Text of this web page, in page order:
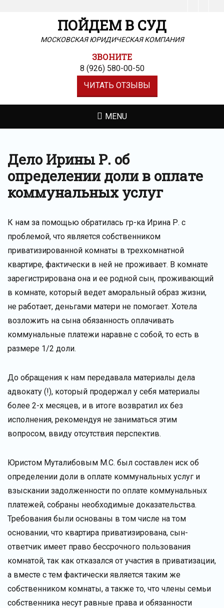
ПОЙДЕМ В СУД
МОСКОВСКАЯ ЮРИДИЧЕСКАЯ КОМПАНИЯ
ЗВОНИТЕ
8 (926) 580-00-50
ЧИТАТЬ ОТЗЫВЫ
MENU
Дело Ирины Р. об
определении доли в оплате
коммунальных услуг
К нам за помощью обратилась гр-ка Ирина Р. с
проблемой, что является собственником
приватизированной комнаты в трехкомнатной
квартире, фактически в ней не проживает. В комнате
зарегистрирована она и ее родной сын, проживающий
в комнате, который ведет аморальный образ жизни,
не работает, деньгами матери не помогает. Хотела
возложить на сына обязанность оплачивать
коммунальные платежи наравне с собой, то есть в
размере 1/2 доли.
До обращения к нам передавала материалы дела
адвокату (!), который продержал у себя материалы
более 2-х месяцев, и в итоге возвратил их без
исполнения, рекомендуя не заниматься этим
вопросом, ввиду отсутствия перспектив.
Юристом Муталибовым М.С. был составлен иск об
определении доли в оплате коммунальных услуг и
взыскании задолженности по оплате коммунальных
платежей, собраны необходимые доказательства.
Требования были основаны в том числе на том
основании, что квартира приватизирована, сын-
ответчик имеет право бессрочного пользования
комнатой, так как отказался от участия в приватизации,
а вместе с тем фактически является таким же
собственником комнаты, а также то, что члены семьи
собственника несут равные права и обязанности